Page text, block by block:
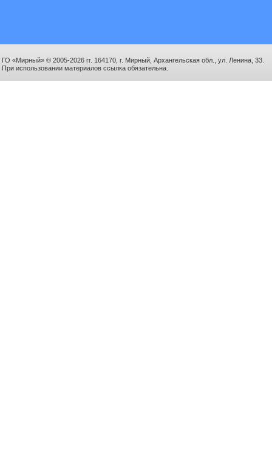
ГО «Мирный» © 2005-2026 гг. 164170, г. Мирный, Архангельская обл., ул. Ленина, 33.
При использовании материалов ссылка обязательна.